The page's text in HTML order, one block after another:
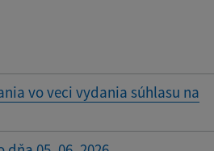
vo veci vydania súhlasu na